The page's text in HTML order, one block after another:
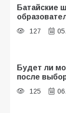
Батайские
127
Будет ли
после
125